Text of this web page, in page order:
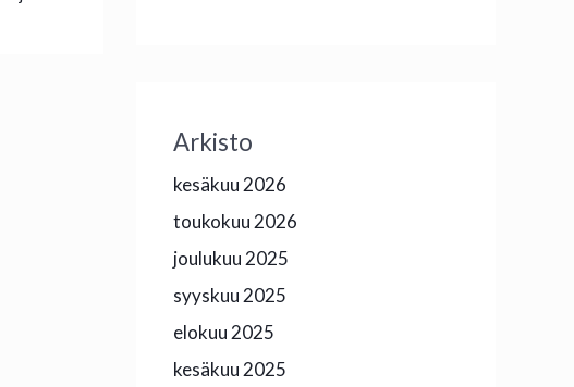
Arkisto
kesäkuu 2026
toukokuu 2026
joulukuu 2025
syyskuu 2025
elokuu 2025
kesäkuu 2025